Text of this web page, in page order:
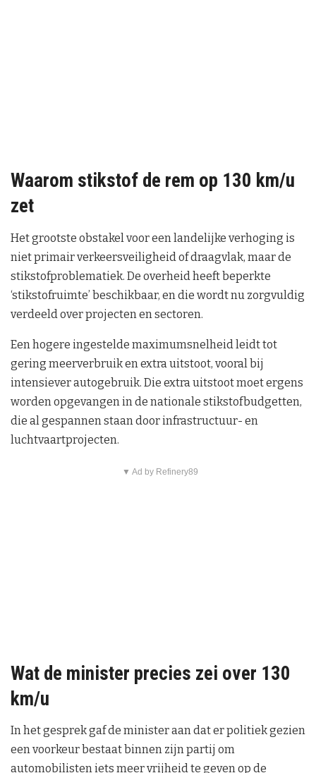
Waarom stikstof de rem op 130 km/u
zet
Het grootste obstakel voor een landelijke verhoging is
niet primair verkeersveiligheid of draagvlak, maar de
stikstofproblematiek. De overheid heeft beperkte
‘stikstofruimte’ beschikbaar, en die wordt nu zorgvuldig
verdeeld over projecten en sectoren.
Een hogere ingestelde maximumsnelheid leidt tot
gering meerverbruik en extra uitstoot, vooral bij
intensiever autogebruik. Die extra uitstoot moet ergens
worden opgevangen in de nationale stikstofbudgetten,
die al gespannen staan door infrastructuur- en
luchtvaartprojecten.
▼ Ad by Refinery89
Wat de minister precies zei over 130
km/u
In het gesprek gaf de minister aan dat er politiek gezien
een voorkeur bestaat binnen zijn partij om
automobilisten iets meer vrijheid te geven op de